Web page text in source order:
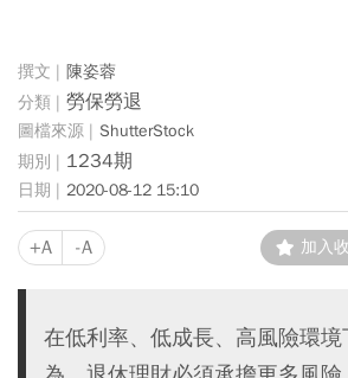
陳姿蓉
勞保勞退
ShutterStock
1234期
2020-08-12 15:10
+A -A 加入
在低利率、低成長、高風險環